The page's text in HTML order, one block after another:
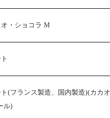
オ・ショコラ M
(フランス製造、国内製造)(カカ
ル)